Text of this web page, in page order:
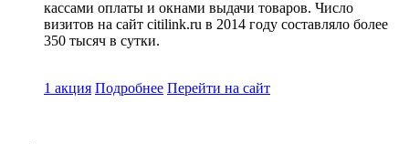
кассами оплаты и окнами выдачи товаров. Число
визитов на сайт citilink.ru в 2014 году составляло более
350 тысяч в сутки.
1 акция Подробнее Перейти на сайт